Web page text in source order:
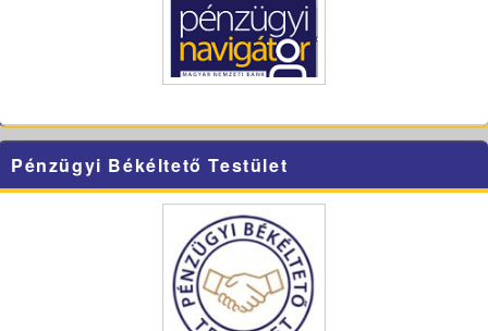
Pénzügyi Békéltető Testület